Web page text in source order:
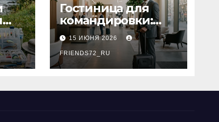
Гостиница для
командировки:
основные
критерии выбора
15 ИЮНЯ 2026
FRIENDS72_RU